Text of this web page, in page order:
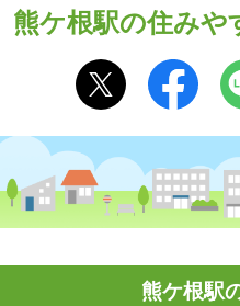
熊ケ根駅の住みや
熊ケ根駅